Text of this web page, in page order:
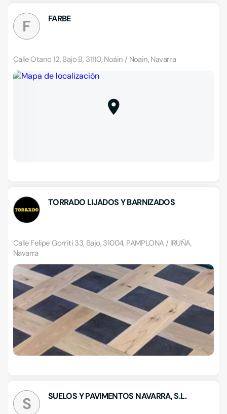
F FARBE
Calle Otano 12, Bajo B, 31110, Noáin / Noain, Navarra
TORRADO LIJADOS Y BARNIZADOS
Calle Felipe Gorriti 33, Bajo, 31004, PAMPLONA / IRUÑA,
Navarra
S SUELOS Y PAVIMENTOS NAVARRA, S.L.